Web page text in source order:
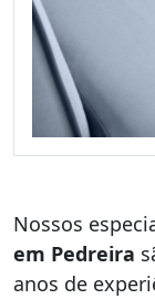
Nossos
em Pedreira
anos de